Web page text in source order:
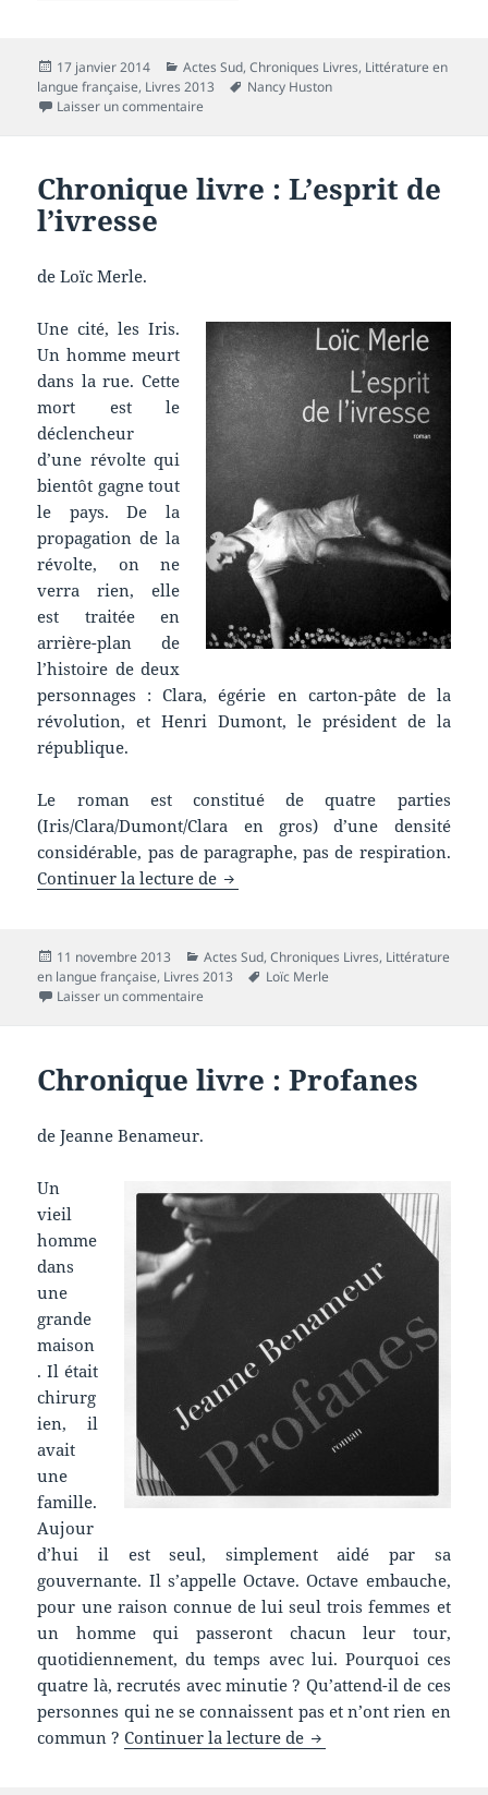
Publié
le
17 janvier 2014 Catégories
Actes Sud,Chroniques Livres, Littérature en
langue française, Livres 2013
Mots-
Nancy Huston
Laisser un commentaire
Chronique livre : L’esprit de
l’ivresse
de Loïc Merle.
Une cité, les Iris.
Un homme meurt
dans la rue. Cette
mort est le
déclencheur
d’une révolte qui
bientôt gagne tout
le pays. De la
propagation de la
révolte, on ne
verra rien, elle
est traitée en
arrière-plan de
l’histoire de deux
personnages : Clara, égérie en carton-pâte de la
révolution, et Henri Dumont, le président de la
république.
Le roman est constitué de quatre parties
(Iris/Clara/Dumont/Clara en gros) d’une densité
considérable, pas de paragraphe, pas de respiration.
Continuer la lecture de Chronique livre : L’esprit de
Publié
le
11 novembre 2013 Catégories
Actes Sud,Chroniques Livres, Littérature
en langue française, Livres 2013
Mots-
Loïc Merle
Laisser un commentaire
Chronique livre : Profanes
de Jeanne Benameur.
Un
vieil
homme
dans
une
grande
maison
. Il était
chirurg
ien, il
avait
une
famille.
Aujour
d’hui il est seul, simplement aidé par sa
gouvernante. Il s’appelle Octave. Octave embauche,
pour une raison connue de lui seul trois femmes et
un homme qui passeront chacun leur tour,
quotidiennement, du temps avec lui. Pourquoi ces
quatre là, recrutés avec minutie ? Qu’attend-il de ces
personnes qui ne se connaissent pas et n’ont rien en
commun ?Continuer la lecture de Chronique livre :